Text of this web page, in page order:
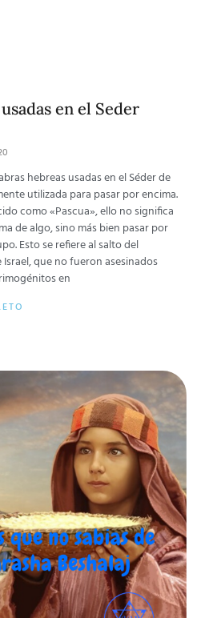
en el Seder
hebreas usadas en el Séder de
utilizada para pasar por encima.
como «Pascua», ello no significa
de algo, sino más bien pasar por
Esto se refiere al salto del
que no fueron asesinados
en